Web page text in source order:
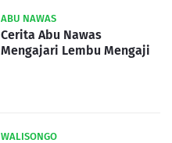
ABU NAWAS
Cerita Abu Nawas
Mengajari Lembu Mengaji
WALISONGO